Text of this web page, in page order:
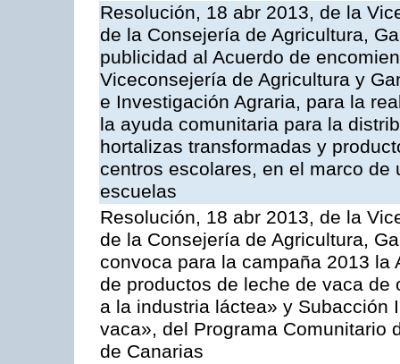
Resolución, 18 abr 2013, de la
de la Consejería de Agricultura,
publicidad al Acuerdo de
Viceconsejería de Agricultura y
e Investigación Agraria, para la
la ayuda comunitaria para la
hortalizas transformadas y
centros escolares, en el marco
escuelas
Resolución, 18 abr 2013, de la
de la Consejería de Agricultura,
convoca para la campaña 2013
de productos de leche de vaca
a la industria láctea» y Subacción
vaca», del Programa Comunitario
de Canarias